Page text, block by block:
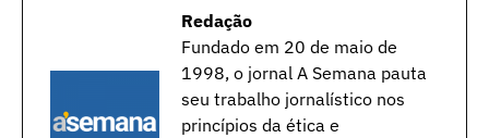
Redação
Fundado em 20 de maio de
1998, o jornal A Semana pauta
seu trabalho jornalístico nos
princípios da ética e